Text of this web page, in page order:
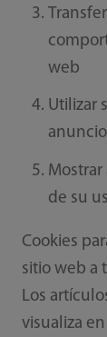
web
Utilizar
de su
Cookies
sitio web a
Los
visualiza